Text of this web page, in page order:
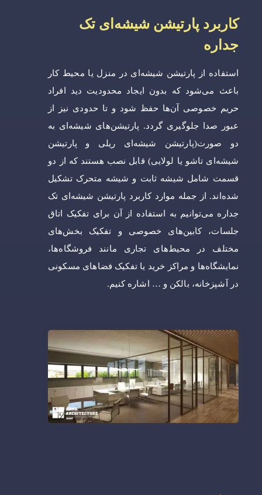
کاربرد پارتیشن شیشه‌ای تک
جداره
استفاده از پارتیشن شیشه‌ای در منزل یا محیط کار
باعث می‌شود که بدون ایجاد محدودیت دید افراد
حریم خصوصی آن‌ها حفظ شود و تا حدودی نیز از
عبور صدا جلوگیری گردد. پارتیشن‌های شیشه‌ای به
دو صورت(پارتیشن شیشه‌ای ریلی و پارتیشن
شیشه‌ای تاشو یا لولایی) قابل نصب هستند که از دو
قسمت شامل شیشه ثابت و شیشه متحرک تشکیل
شده‌اند. از جمله موارد کاربرد پارتیشن شیشه‌ای تک
جداره می‌توانیم به استفاده از آن برای تفکیک اتاق
جلسات، کابین‌های خصوصی و تفکیک بخش‌های
مختلف در محیط‌های تجاری مانند فروشگاه‌ها،
نمایشگاه‌ها و مراکز خرید یا تفکیک فضاهای مسکونی
در آشپزخانه، بالکن و … اشاره کنیم.